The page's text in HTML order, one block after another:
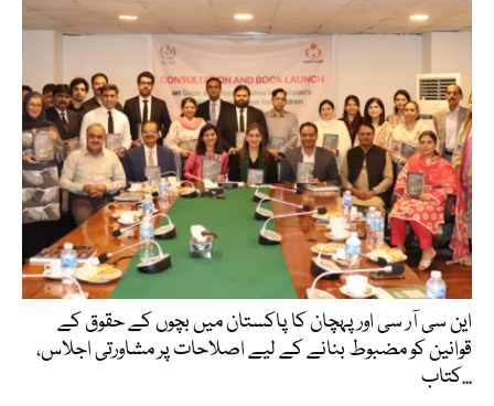
این سی آر سی اور پہچان کا پاکستان میں بچوں کے حقوق کے
قوانین کو مضبوط بنانے کے لیے اصلاحات پر مشاورتی اجلاس،
کتاب...